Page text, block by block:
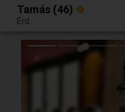
Egy jó randiból bármi lehet.
Tamás (46)
Érd